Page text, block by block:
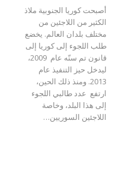
أصبحت كوريا الجنوبية ملاذ
الكثير من اللاجئين من
مختلف بلدان العالم. يخضع
طلب اللجوء إلى كوريا إلى
قانون تم سنّه عام 2009،
ليدخل حيز التنفيذ عام
2013. ومنذ ذلك الحين،
ارتفع عدد طالبي اللجوء
إلى هذا البلد، وخاصة
اللاجئين السوريين…